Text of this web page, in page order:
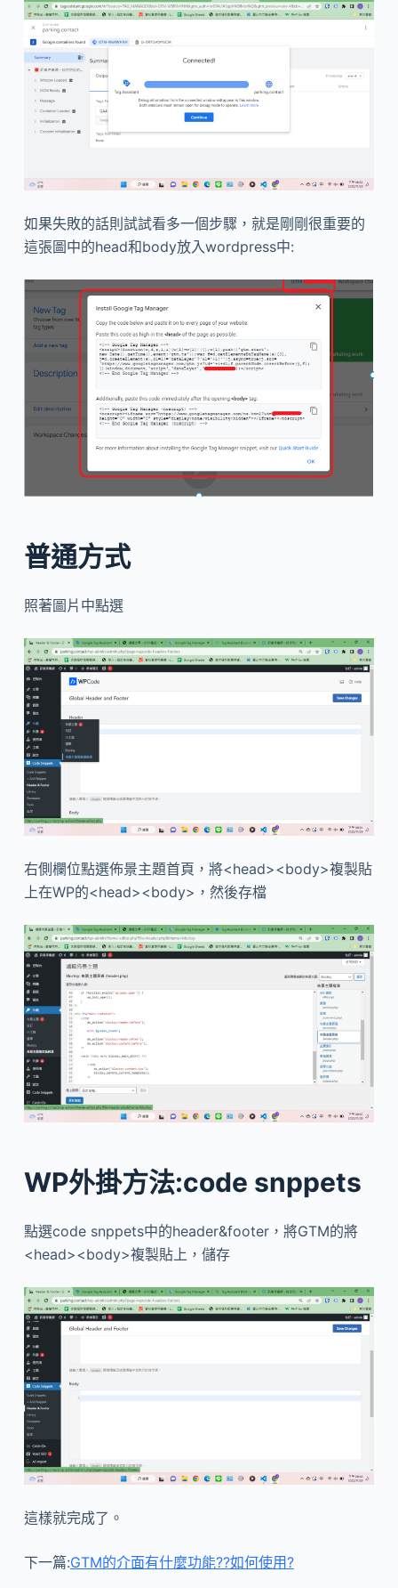
如果失敗的話則試試看多一個步驟，就是剛剛很重要的
這張圖中的head和body放入wordpress中:
普通方式
照著圖片中點選
右側欄位點選佈景主題首頁，將<head><body>複製貼
上在WP的<head><body>，然後存檔
WP外掛方法:code snppets
點選code snppets中的header&footer，將GTM的將
<head><body>複製貼上，儲存
這樣就完成了。
下一篇:GTM的介面有什麼功能??如何使用?